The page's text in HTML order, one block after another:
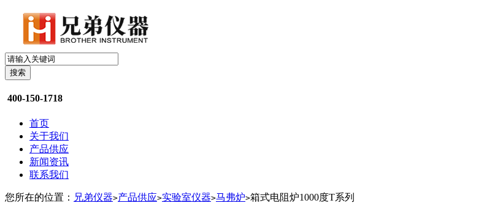
搜索
400-150-1718
首页
关于我们
产品供应
新闻资讯
联系我们
您所在的位置： 兄弟仪器>产品供应>实验室仪器>马弗炉>箱式电阻炉1000度T系列